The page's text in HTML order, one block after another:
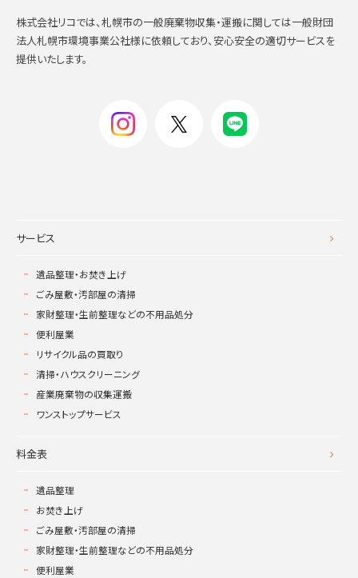
株式会社リコでは、札幌市の一般廃棄物収集・運搬に関しては一般財団
法人札幌市環境事業公社様に依頼しており、安心安全の適切サービスを
提供いたします。
サービス
遺品整理・お焚き上げ
ごみ屋敷・汚部屋の清掃
家財整理・生前整理などの不用品処分
便利屋業
リサイクル品の買取り
清掃・ハウスクリーニング
産業廃棄物の収集運搬
ワンストップサービス
料金表
遺品整理
お焚き上げ
ごみ屋敷・汚部屋の清掃
家財整理・生前整理などの不用品処分
便利屋業